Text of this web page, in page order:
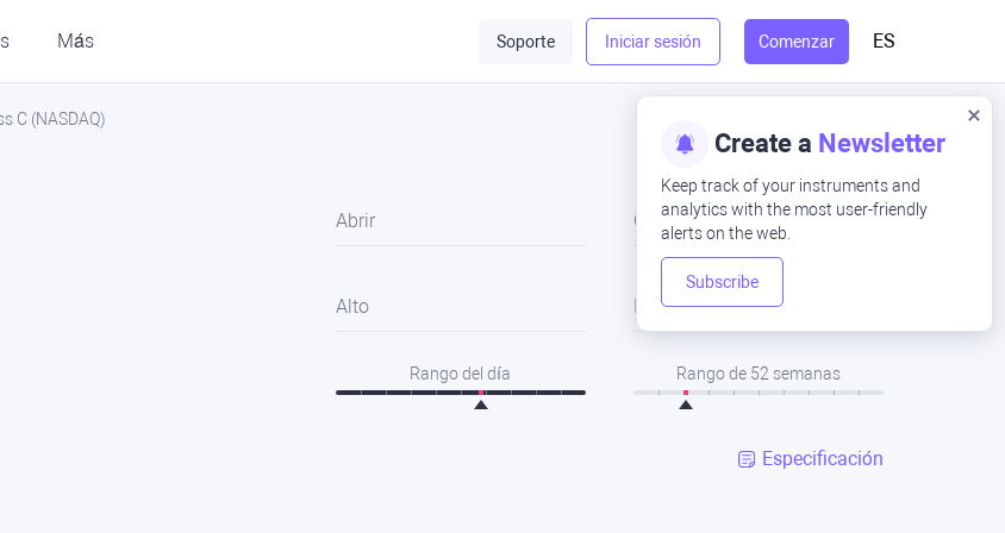
Más Soporte Iniciar sesión Comenzar ES
Create a Newsletter
Keep track of your instruments and
analytics with the most user-friendly
alerts on the web.
Subscribe
C (NASDAQ)
Abrir Cerrar
Alto Bajo
Rango del día Rango de 52 semanas
Especificación